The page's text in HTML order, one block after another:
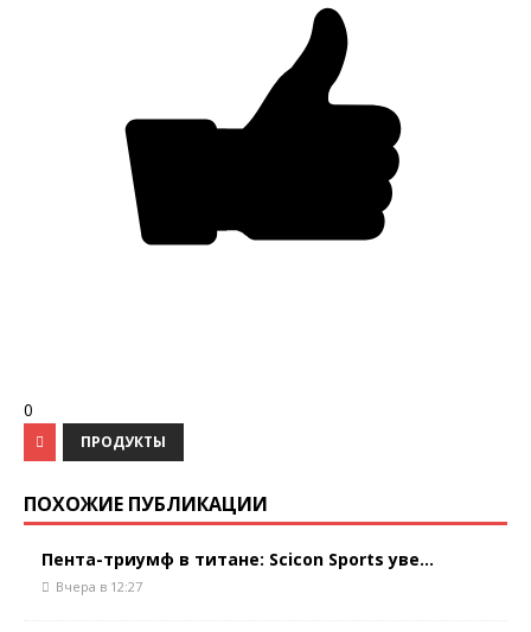
0
ПРОДУКТЫ
ПОХОЖИЕ ПУБЛИКАЦИИ
Пента-триумф в титане: Scicon Sports уве...
Вчера в 12:27